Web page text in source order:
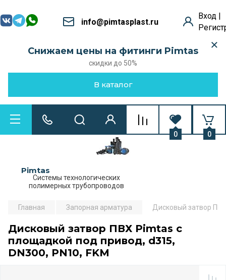
info@pimtasplast.ru
Вход |
Снижаем цены на фитинги Pimtas
скидки до 50%
В каталог
Pimtas
Системы технологических
полимерных трубопроводов
0 0
Главная Запорная арматура Дисковый затвор
Дисковый затвор ПВХ Pimtas с
площадкой под привод, d315,
DN300, PN10, FKM